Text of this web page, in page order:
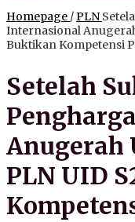
Homepage /PLN
Internasional Anugerah
Buktikan Kompetensi
Setelah
Anugerah
PLN UID